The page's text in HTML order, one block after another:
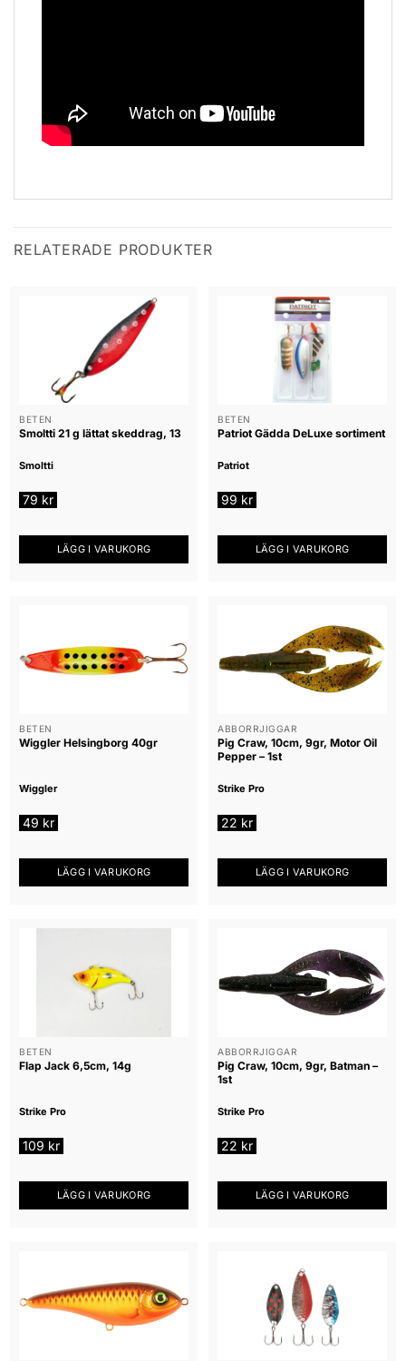
RELATERADE PRODUKTER
BETEN
Smoltti 21 g lättat skeddrag, 13
Smoltti
79 kr
LÄGG I VARUKORG
BETEN
Patriot Gädda DeLuxe sortiment
Patriot
99 kr
LÄGG I VARUKORG
BETEN
Wiggler Helsingborg 40gr
Wiggler
49 kr
LÄGG I VARUKORG
ABBORRJIGGAR
Pig Craw, 10cm, 9gr, Motor Oil
Pepper – 1st
Strike Pro
22 kr
LÄGG I VARUKORG
BETEN
Flap Jack 6,5cm, 14g
Strike Pro
109 kr
LÄGG I VARUKORG
ABBORRJIGGAR
Pig Craw, 10cm, 9gr, Batman –
1st
Strike Pro
22 kr
LÄGG I VARUKORG